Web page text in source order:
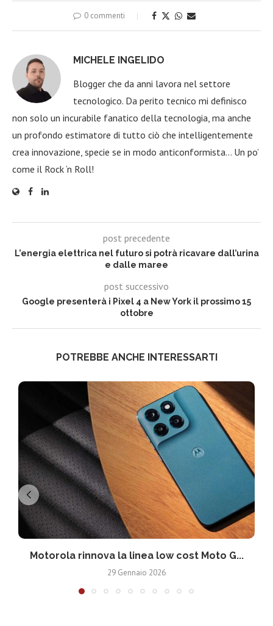
0 commenti
MICHELE INGELIDO
Blogger che da anni lavora nel settore
tecnologico. Da perito tecnico mi definisco
non solo un incurabile fanatico della tecnologia, ma anche
un profondo estimatore di tutto ciò che intelligentemente
crea innovazione, specie se in modo anticonformista… Un po’
come il Rock ‘n Roll!
post precedente
L’energia elettrica nel futuro si potrà ricavare dall’urina
e dalle maree
post successivo
Google presenterà i Pixel 4 a New York il prossimo 15
ottobre
POTREBBE ANCHE INTERESSARTI
Motorola rinnova la linea low cost Moto G...
29 Gennaio 2026